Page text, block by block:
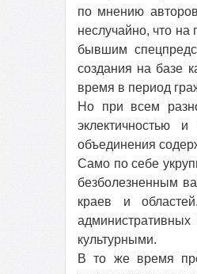
по мнению
неслучайно, что
бывшим
создания на базе
время в период
Но при всем
эклектичностью
объединения
Само по себе
безболезненным
краев и
культурными.
В то же время